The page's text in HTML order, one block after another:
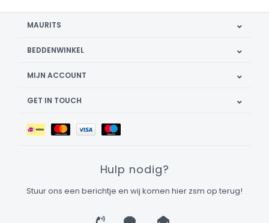
MAURITS
BEDDENWINKEL
MIJN ACCOUNT
GET IN TOUCH
Hulp nodig?
Stuur ons een berichtje en wij komen hier zsm op terug!